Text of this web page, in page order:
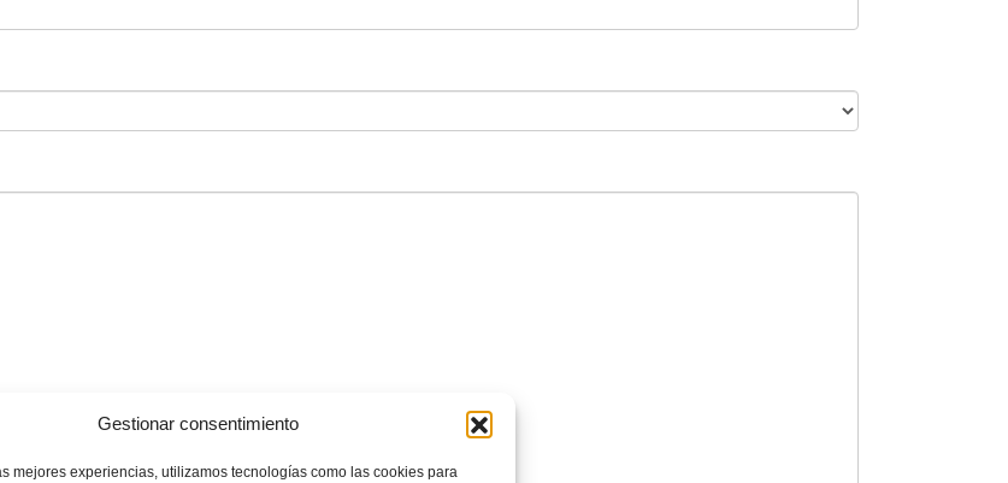
Gestionar consentimiento
mejores experiencias, utilizamos tecnologías como las cookies para